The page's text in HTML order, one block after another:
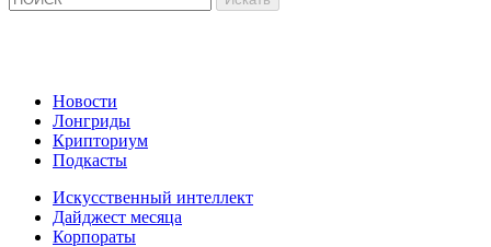
Новости
Лонгриды
Крипториум
Подкасты
Искусственный интеллект
Дайджест месяца
Корпораты